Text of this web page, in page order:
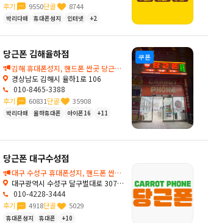
후기 9550단골 8744
박리다매 휴대폰성지 인터넷 +2
당근폰 김해율하점
김해 휴대폰성지, 핸드폰 싼곳 당근폰 김해율하점입니다🥕
경상남도 김해시 율하1로 106
010-8465-3388
후기 60831단골 35908
박리다매 율하휴대폰 아이폰16 +11
쿠폰
당근폰 대구수성점
대구 수성구 휴대폰성지, 핸드폰 싼곳 당근폰 대구수성점입니다🥕
대구광역시 수성구 달구벌대로 3074-1
010-4228-3444
후기 4918단골 5029
휴대폰성지 휴대폰 +10